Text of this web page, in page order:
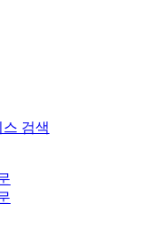
검색